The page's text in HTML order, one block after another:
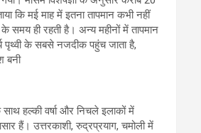
कि मई माह में इतना तापमान कभी नहीं
समय ही रहती है। अन्य महीनों में तापमान
पृथ्वी के सबसे नजदीक पहुंच जाता है,
बनी
हल्की वर्षा और निचले इलाकों में
हैं। उत्तरकाशी, रुद्रप्रयाग, चमोली में